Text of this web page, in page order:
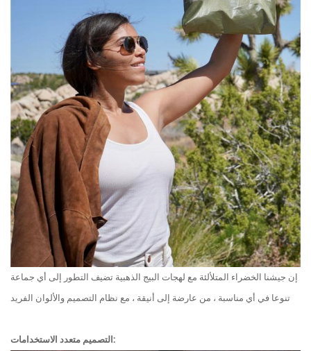
إن جيشنا الخضراء المتلألئة مع لهجات البيج الذهبية تضيف التطور إلى أي جماعة
تنوعا في أي مناسبة ، من عارضة إلى أنيقة ، مع نظام التصميم والألوان الفريد
التصميم متعدد الاستخدامات: